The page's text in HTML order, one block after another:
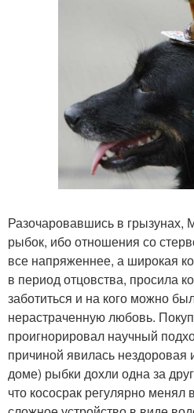
Разочаровавшись в
рыбок, ибо отношения со
все напряженнее, а широкая
в период отцовства, просила
заботиться и на кого можно
нерастраченную любовь.
проигнорировал научный
причиной явилась нездоровая
доме) рыбки дохли одна за
что кососрак регулярно менял